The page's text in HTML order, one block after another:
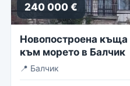
240 000 €
Новопостроена къща
към морето в Балчик
📍 Балчик